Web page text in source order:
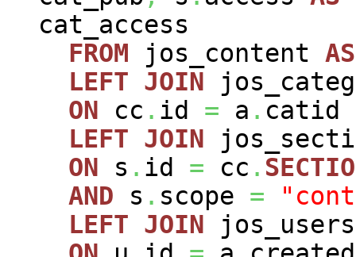
cat_access
FROM jos_content AS
LEFT JOIN
ON cc . id = a . catid
LEFT JOIN
ON s . id = cc .
AND s . scope =
LEFT JOIN